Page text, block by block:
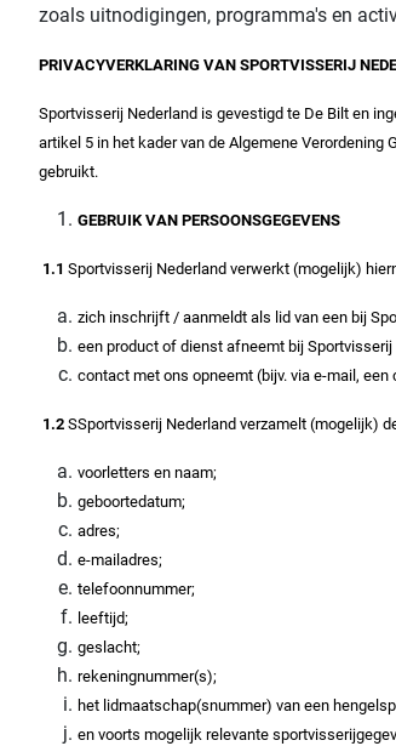
zoals uitnodigingen, programma's en
PRIVACYVERKLARING VAN SPORTVISSERIJ
Sportvisserij Nederland is gevestigd te De Bilt en
artikel 5 in het kader van de Algemene
gebruikt.
GEBRUIK VAN PERSOONSGEGEVENS
1.1 Sportvisserij Nederland verwerkt (mogelijk)
zich inschrijft / aanmeldt als lid van een bij
een product of dienst afneemt bij
contact met ons opneemt (bijv. via e-mail,
1.2 SSportvisserij Nederland verzamelt (mogelijk)
voorletters en naam;
geboortedatum;
adres;
e-mailadres;
telefoonnummer;
leeftijd;
geslacht;
rekeningnummer(s);
het lidmaatschap(snummer) van een
en voorts mogelijk relevante